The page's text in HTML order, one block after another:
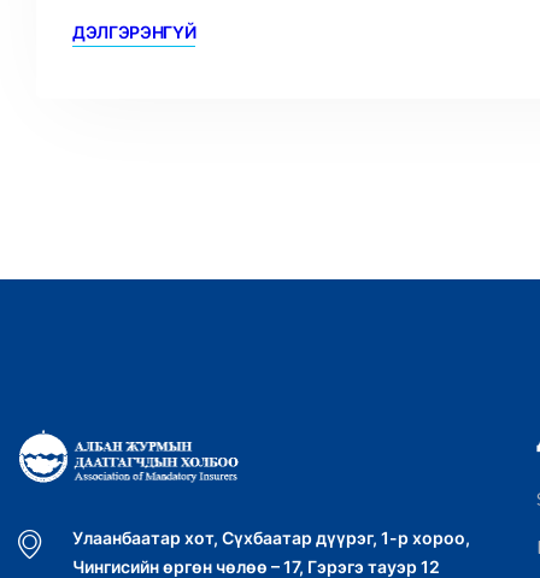
ДЭЛГЭРЭНГҮЙ
Улаанбаатар хот, Сүхбаатар дүүрэг, 1-р хороо,
Чингисийн өргөн чөлөө – 17, Гэрэгэ тауэр 12